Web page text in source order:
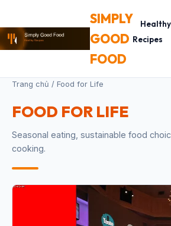
SIMPLY
GOOD
FOOD
Healthy
Recipes
Trang chủ / Food for Life
FOOD FOR LIFE
Seasonal eating, sustainable food
cooking.